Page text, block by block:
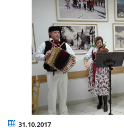
31.10.2017